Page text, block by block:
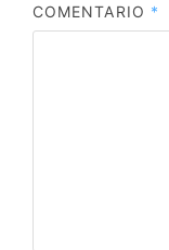
COMENTARIO *